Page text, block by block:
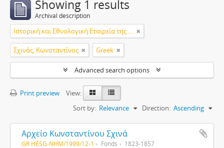
Showing 1 results
Archival description
Ιστορική και Εθνολογική Εταιρεία της Ελλάδος
Σχινάς, Κωνσταντίνος Greek
Advanced search options
Print preview
View:
Sort by: Relevance Direction: Ascending
Αρχείο Κωνσταντίνου Σχινά
GR HESG-NHM/1999/12-1 Fonds 1823-1857